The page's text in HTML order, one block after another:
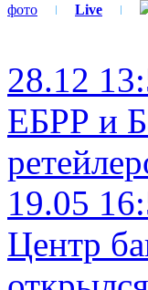
фото Live
28.12
ЕБРР и
19.05
Центр